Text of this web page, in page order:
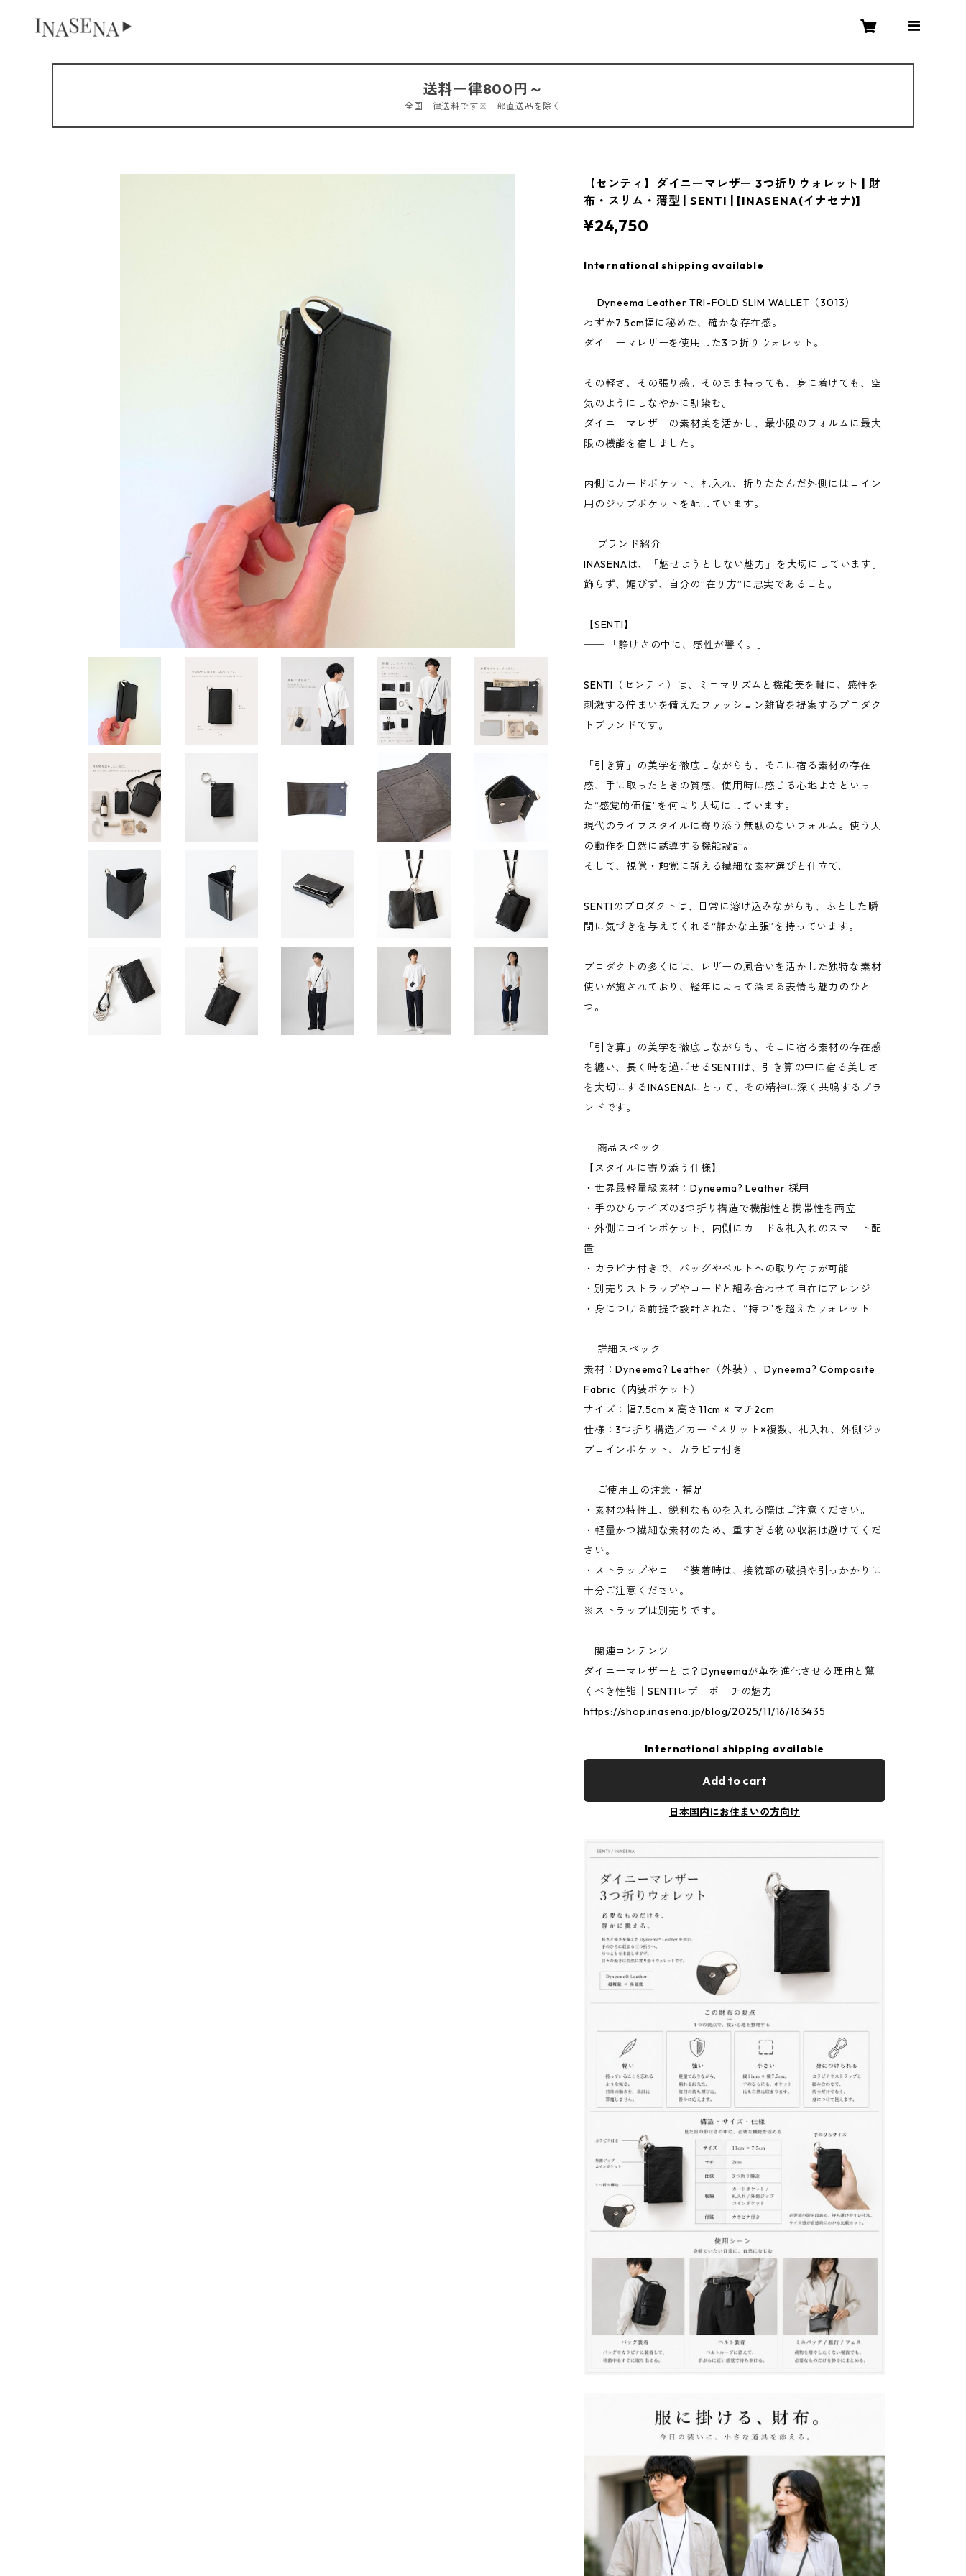
送料一律800円～
全国一律送料です※一部直送品を除く
【センティ】ダイニーマレザー 3つ折りウォレット | 財
布・スリム・薄型 | SENTI | [INASENA(イナセナ)]
¥24,750
International shipping available
│ Dyneema Leather TRI-FOLD SLIM WALLET（3013）
わずか7.5cm幅に秘めた、確かな存在感。
ダイニーマレザーを使用した3つ折りウォレット。
その軽さ、その張り感。そのまま持っても、身に着けても、空
気のようにしなやかに馴染む。
ダイニーマレザーの素材美を活かし、最小限のフォルムに最大
限の機能を宿しました。
内側にカードポケット、札入れ、折りたたんだ外側にはコイン
用のジップポケットを配しています。
│ ブランド紹介
INASENAは、「魅せようとしない魅力」を大切にしています。
飾らず、媚びず、自分の“在り方”に忠実であること。
【SENTI】
── 「静けさの中に、感性が響く。」
SENTI（センティ）は、ミニマリズムと機能美を軸に、感性を
刺激する佇まいを備えたファッション雑貨を提案するプロダク
トブランドです。
「引き算」の美学を徹底しながらも、そこに宿る素材の存在
感、手に取ったときの質感、使用時に感じる心地よさといっ
た“感覚的価値”を何より大切にしています。
現代のライフスタイルに寄り添う無駄のないフォルム。使う人
の動作を自然に誘導する機能設計。
そして、視覚・触覚に訴える繊細な素材選びと仕立て。
SENTIのプロダクトは、日常に溶け込みながらも、ふとした瞬
間に気づきを与えてくれる“静かな主張”を持っています。
プロダクトの多くには、レザーの風合いを活かした独特な素材
使いが施されており、経年によって深まる表情も魅力のひと
つ。
「引き算」の美学を徹底しながらも、そこに宿る素材の存在感
を纏い、長く時を過ごせるSENTIは、引き算の中に宿る美しさ
を大切にするINASENAにとって、その精神に深く共鳴するブラ
ンドです。
│ 商品スペック
【スタイルに寄り添う仕様】
・世界最軽量級素材：Dyneema? Leather 採用
・手のひらサイズの3つ折り構造で機能性と携帯性を両立
・外側にコインポケット、内側にカード＆札入れのスマート配
置
・カラビナ付きで、バッグやベルトへの取り付けが可能
・別売りストラップやコードと組み合わせて自在にアレンジ
・身につける前提で設計された、“持つ”を超えたウォレット
│ 詳細スペック
素材：Dyneema? Leather（外装）、Dyneema? Composite
Fabric（内装ポケット）
サイズ：幅7.5cm × 高さ11cm × マチ2cm
仕様：3つ折り構造／カードスリット×複数、札入れ、外側ジッ
プコインポケット、カラビナ付き
│ ご使用上の注意・補足
・素材の特性上、鋭利なものを入れる際はご注意ください。
・軽量かつ繊細な素材のため、重すぎる物の収納は避けてくだ
さい。
・ストラップやコード装着時は、接続部の破損や引っかかりに
十分ご注意ください。
※ストラップは別売りです。
│関連コンテンツ
ダイニーマレザーとは？Dyneemaが革を進化させる理由と驚
くべき性能｜SENTIレザーポーチの魅力
https://shop.inasena.jp/blog/2025/11/16/163435
International shipping available
Add to cart
日本国内にお住まいの方向け